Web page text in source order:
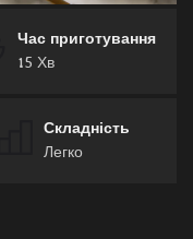
Час приготування
15 Хв
Складність
Легко